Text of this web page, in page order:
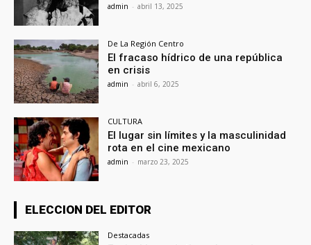
admin - abril 13, 2025
De La Región Centro
El fracaso hídrico de una república
en crisis
admin - abril 6, 2025
CULTURA
El lugar sin límites y la masculinidad
rota en el cine mexicano
admin - marzo 23, 2025
ELECCION DEL EDITOR
Destacadas